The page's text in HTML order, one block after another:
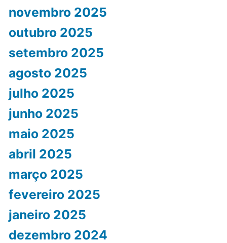
novembro 2025
outubro 2025
setembro 2025
agosto 2025
julho 2025
junho 2025
maio 2025
abril 2025
março 2025
fevereiro 2025
janeiro 2025
dezembro 2024